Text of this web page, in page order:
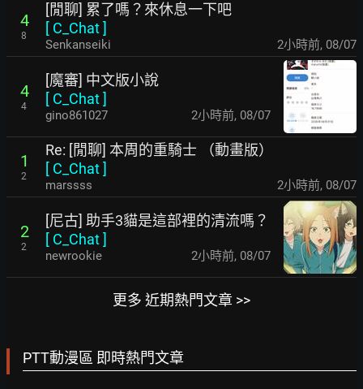
4
8
[閒聊] 累了嗎？來休息一下吧
[ C_Chat]
Senkanseiki 2小時前, 08/07
4
4
[魔審] 中文版小說
[ C_Chat]
gino861027 2小時前, 08/07
1
2
Re: [閒聊] 本周的重騎士 （動畫版）
[ C_Chat]
marssss 2小時前, 08/07
2
2
[尼古] 助手3貓是這部裡的清流嗎？
[ C_Chat]
newrookie 2小時前, 08/07
更多 近期熱門文章 >>
PTT動漫區 即時熱門文章